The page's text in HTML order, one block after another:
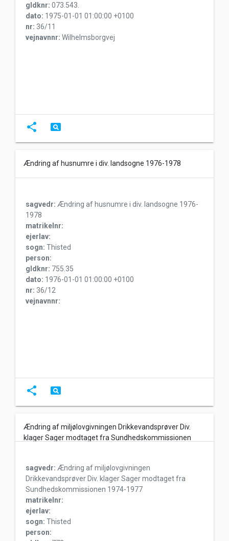
gldknr: 073.543.
dato: 1975-01-01 01:00:00 +0100
nr: 36/11
vejnavnnr: Wilhelmsborgvej
share pageview
Ændring af husnumre i div. landsogne 1976-1978
sagvedr: Ændring af husnumre i div. landsogne 1976-
1978
matrikelnr:
ejerlav:
sogn: Thisted
person:
gldknr: 755.35
dato: 1976-01-01 01:00:00 +0100
nr: 36/12
vejnavnnr:
share pageview
Ændring af miljølovgivningen Drikkevandsprøver Div.
klager Sager modtaget fra Sundhedskommissionen
sagvedr: Ændring af miljølovgivningen
Drikkevandsprøver Div. klager Sager modtaget fra
Sundhedskommissionen 1974-1977
matrikelnr:
ejerlav:
sogn: Thisted
person: